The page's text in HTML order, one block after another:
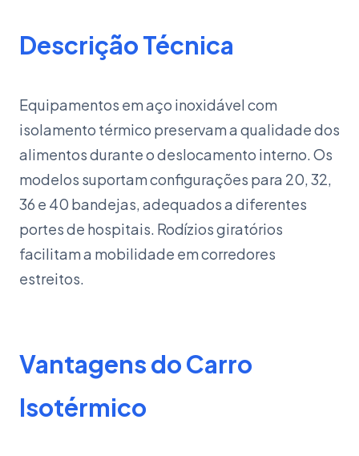
Descrição Técnica
Equipamentos em aço inoxidável com
isolamento térmico preservam a qualidade dos
alimentos durante o deslocamento interno. Os
modelos suportam configurações para 20, 32,
36 e 40 bandejas, adequados a diferentes
portes de hospitais. Rodízios giratórios
facilitam a mobilidade em corredores
estreitos.
Vantagens do Carro
Isotérmico